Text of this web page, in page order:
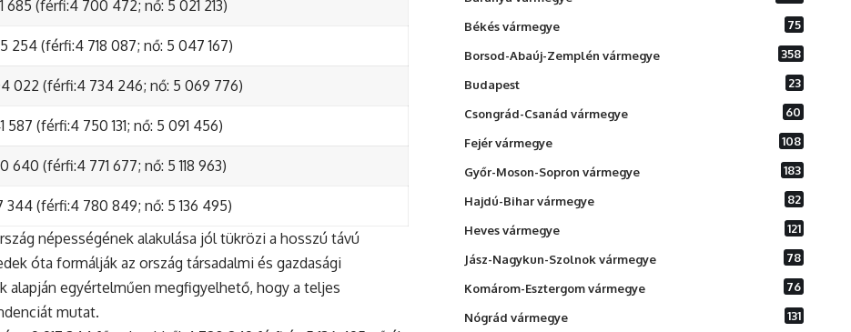
685 (férfi:4 700 472; nő: 5 021 213)
254 (férfi:4 718 087; nő: 5 047 167)
022 (férfi:4 734 246; nő: 5 069 776)
587 (férfi:4 750 131; nő: 5 091 456)
640 (férfi:4 771 677; nő: 5 118 963)
344 (férfi:4 780 849; nő: 5 136 495)
népességének alakulása jól tükrözi a hosszú távú
óta formálják az ország társadalmi és gazdasági
alapján egyértelműen megfigyelhető, hogy a teljes
mutat.
Békés vármegye 75
Borsod-Abaúj-Zemplén vármegye 358
Budapest 23
Csongrád-Csanád vármegye 60
Fejér vármegye 108
Győr-Moson-Sopron vármegye 183
Hajdú-Bihar vármegye 82
Heves vármegye 121
Jász-Nagykun-Szolnok vármegye 78
Komárom-Esztergom vármegye 76
Nógrád vármegye 131